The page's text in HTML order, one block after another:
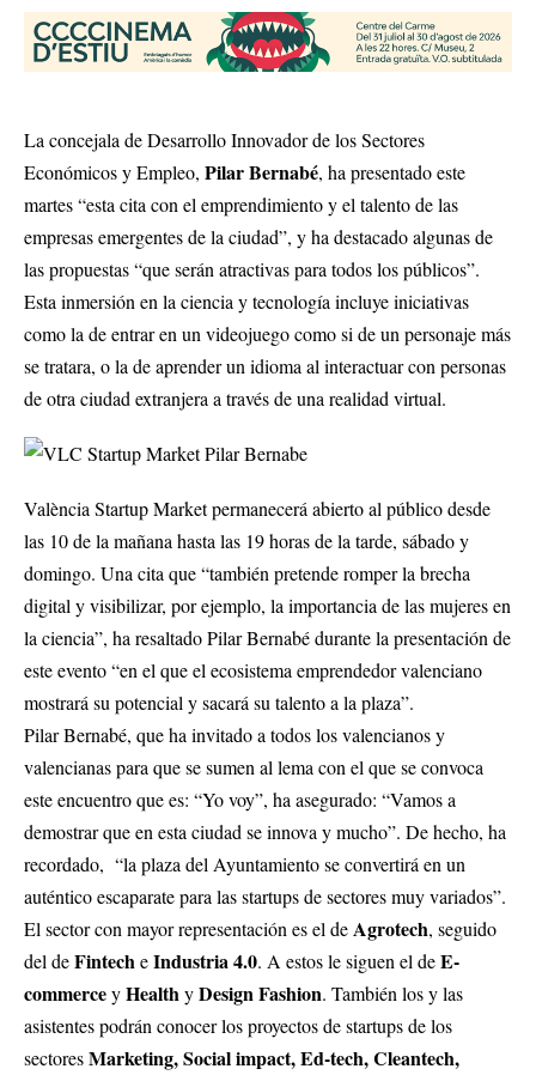
La concejala de Desarrollo Innovador de los Sectores
Económicos y Empleo, Pilar Bernabé, ha presentado este
martes “esta cita con el emprendimiento y el talento de las
empresas emergentes de la ciudad”, y ha destacado algunas de
las propuestas “que serán atractivas para todos los públicos”.
Esta inmersión en la ciencia y tecnología incluye iniciativas
como la de entrar en un videojuego como si de un personaje más
se tratara, o la de aprender un idioma al interactuar con personas
de otra ciudad extranjera a través de una realidad virtual.
València Startup Market permanecerá abierto al público desde
las 10 de la mañana hasta las 19 horas de la tarde, sábado y
domingo. Una cita que “también pretende romper la brecha
digital y visibilizar, por ejemplo, la importancia de las mujeres en
la ciencia”, ha resaltado Pilar Bernabé durante la presentación de
este evento “en el que el ecosistema emprendedor valenciano
mostrará su potencial y sacará su talento a la plaza”.
Pilar Bernabé, que ha invitado a todos los valencianos y
valencianas para que se sumen al lema con el que se convoca
este encuentro que es: “Yo voy”, ha asegurado: “Vamos a
demostrar que en esta ciudad se innova y mucho”. De hecho, ha
recordado, “la plaza del Ayuntamiento se convertirá en un
auténtico escaparate para las startups de sectores muy variados”.
El sector con mayor representación es el deAgrotech, seguido
del deFintecheIndustria 4.0. A estos le siguen el deE-
commerceyHealthyDesign Fashion. También los y las
asistentes podrán conocer los proyectos de startups de los
sectoresMarketing, Social impact, Ed-tech, Cleantech,